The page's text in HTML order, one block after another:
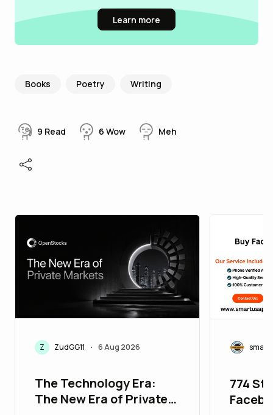
Learn more
Books Poetry Writing
9 Read 6 Wow Meh
Z ZudGG11 • 6 Aug 2026
The Technology Era:
The New Era of Private
774